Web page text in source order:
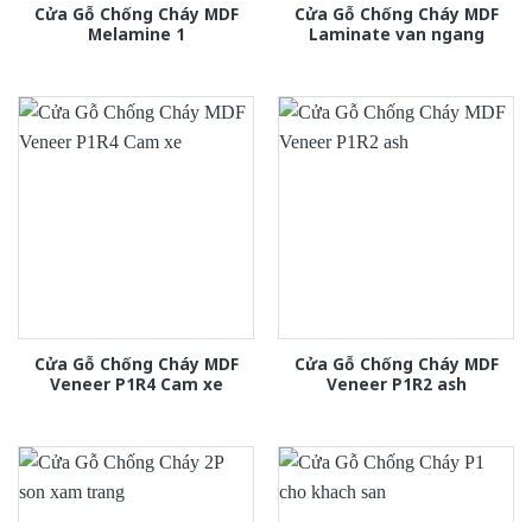
Cửa Gỗ Chống Cháy MDF
Melamine 1
Cửa Gỗ Chống Cháy MDF
Laminate van ngang
Cửa Gỗ Chống Cháy MDF
Veneer P1R4 Cam xe
Cửa Gỗ Chống Cháy MDF
Veneer P1R2 ash